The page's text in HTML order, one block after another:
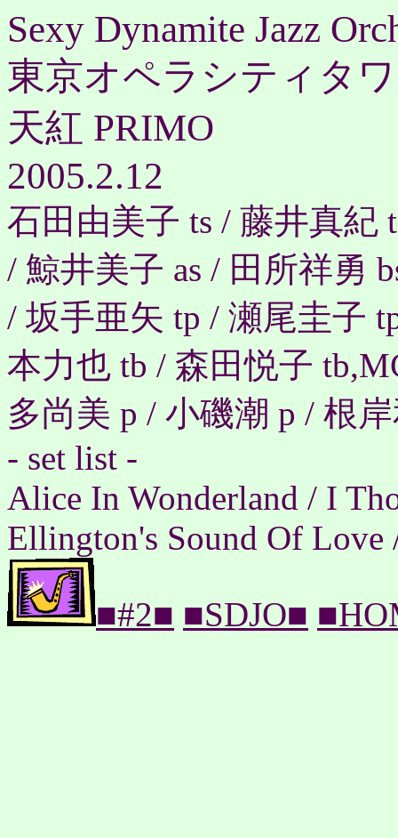
Sexy Dynamite Jazz
東京オペラシティタ
天紅 PRIMO
2005.2.12
石田由美子 ts / 藤井真紀
/ 鯨井美子 as / 田所祥勇
/ 坂手亜矢 tp / 瀬尾圭子
本力也 tb / 森田悦子
多尚美 p / 小磯潮 p / 根
- set list -
Alice In Wonderland / I
Ellington's Sound Of
■#2■ ■SDJO■